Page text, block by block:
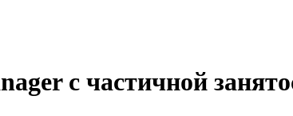
с частичной